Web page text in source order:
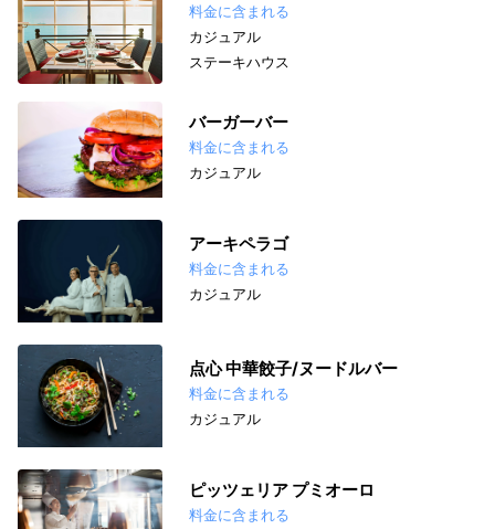
料金に含まれる
カジュアル
ステーキハウス
バーガーバー
料金に含まれる
カジュアル
アーキペラゴ
料金に含まれる
カジュアル
点心 中華餃子/ヌードルバー
料金に含まれる
カジュアル
ピッツェリア プミオーロ
料金に含まれる